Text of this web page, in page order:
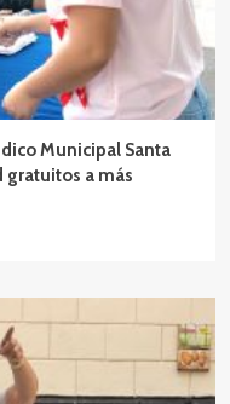
Municipal Santa
gratuitos a más